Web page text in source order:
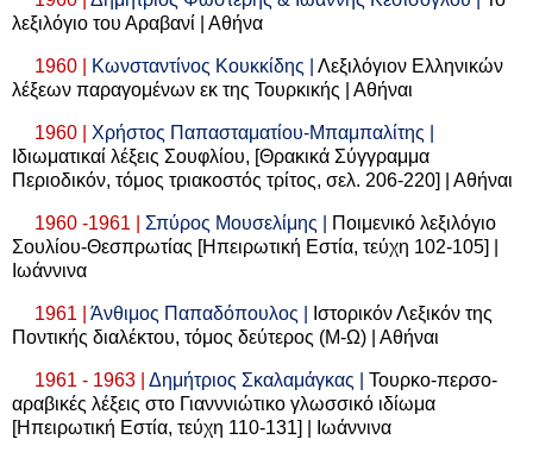
λεξιλόγιο του Αραβανί | Αθήνα
1960 | Κωνσταντίνος Κουκκίδης | Λεξιλόγιον Ελληνικών
λέξεων παραγομένων εκ της Τουρκικής | Αθήναι
1960 | Χρήστος Παπασταματίου-Μπαμπαλίτης |
Ιδιωματικαί λέξεις Σουφλίου, [Θρακικά Σύγγραμμα
Περιοδικόν, τόμος τριακοστός τρίτος, σελ. 206-220] | Αθήναι
1960 -1961 | Σπύρος Μουσελίμης |
Ποιμενικό λεξιλόγιο
Σουλίου-Θεσπρωτίας [Ηπειρωτική Εστία, τεύχη 102-105] |
Ιωάννινα
1961 | Άνθιμος Παπαδόπουλος |
Ιστορικόν Λεξικόν της
Ποντικής διαλέκτου, τόμος δεύτερος (Μ-Ω) | Αθήναι
1961 - 1963 | Δημήτριος Σκαλαμάγκας | Τουρκο-περσο-
αραβικές λέξεις στο Γιανννιώτικο γλωσσικό ιδίωμα
[Ηπειρωτική Εστία, τεύχη 110-131] | Ιωάννινα